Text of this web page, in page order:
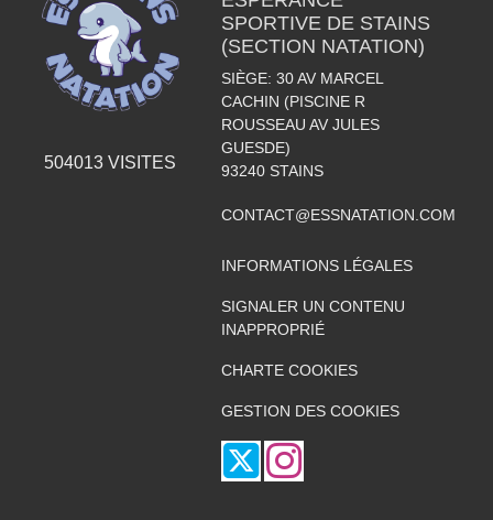
504013 VISITES
SPORTIVE DE STAINS
(SECTION NATATION)
SIÈGE: 30 AV MARCEL
CACHIN (PISCINE R
ROUSSEAU AV JULES
GUESDE)
93240 STAINS
CONTACT@ESSNATATION.COM
INFORMATIONS LÉGALES
SIGNALER UN CONTENU
INAPPROPRIÉ
CHARTE COOKIES
GESTION DES COOKIES